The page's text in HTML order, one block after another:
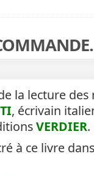
la lecture
, écrivain
VERDIER.
à ce livre